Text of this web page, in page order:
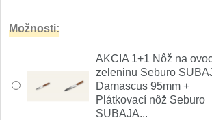
Nože Tojiro Shippu
Nože Tojiro Zen 1
Možnosti:
AKCIA 1+1 Nôž na
zeleninu Seburo
Damascus 95mm +
Plátkovací nôž Seburo
SUBAJA...